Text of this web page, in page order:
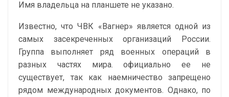
Имя владельца на планшете не указано.
Известно, что ЧВК «Вагнер» является одной из
самых засекреченных организаций России.
Группа выполняет ряд военных операций в
разных частях мира. официально ее не
существует, так как наемничество запрещено
рядом международных документов. Однако, по